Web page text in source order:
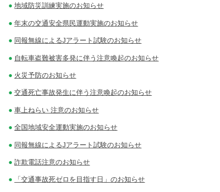
地域防災訓練実施のお知らせ
年末の交通安全県民運動実施のお知らせ
同報無線によるJアラート試験のお知らせ
自転車盗難被害多発に伴う注意喚起のお知らせ
火災予防のお知らせ
交通死亡事故発生に伴う注意喚起のお知らせ
車上ねらい 注意のお知らせ
全国地域安全運動実施のお知らせ
同報無線によるJアラート試験のお知らせ
詐欺電話注意のお知らせ
「交通事故死ゼロを目指す日」のお知らせ